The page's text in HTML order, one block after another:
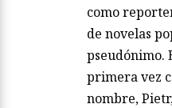
como
de novelas
pseudónimo.
primera vez
nombre,